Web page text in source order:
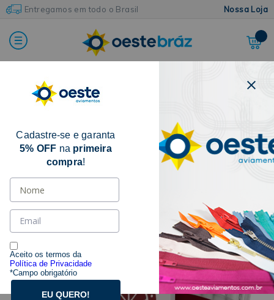
Entregamos em todo o Brasil Nossa Loja
Home Agulhas
Agulha Para Pregar Botão
Cadastre-se e garanta
5% OFF na primeira
compra!
Aceito os termos da
Política de Privacidade
*Campo obrigatório
EU QUERO!